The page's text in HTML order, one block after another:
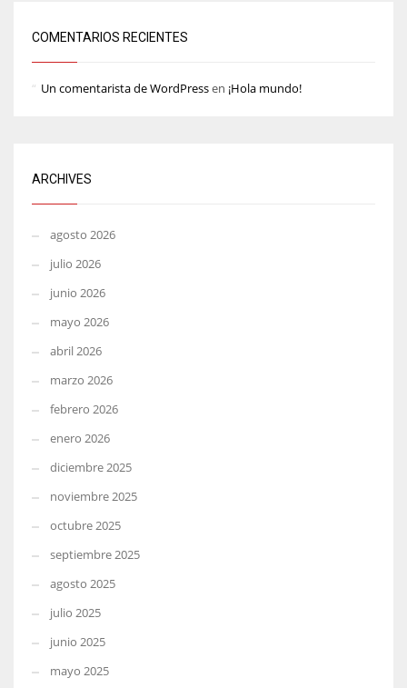
COMENTARIOS RECIENTES
Un comentarista de WordPressen ¡Hola mundo!
ARCHIVES
agosto 2026
julio 2026
junio 2026
mayo 2026
abril 2026
marzo 2026
febrero 2026
enero 2026
diciembre 2025
noviembre 2025
octubre 2025
septiembre 2025
agosto 2025
julio 2025
junio 2025
mayo 2025